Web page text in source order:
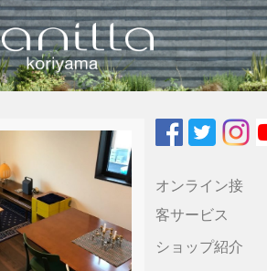
オンライン接
客サービス
ショップ紹介